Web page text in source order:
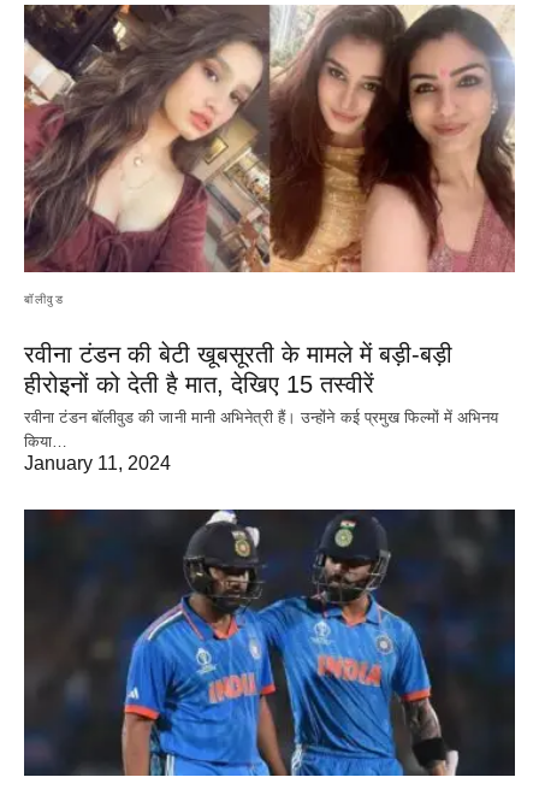
बॉलीवुड
रवीना टंडन की बेटी खूबसूरती के मामले में बड़ी-बड़ी
हीरोइनों को देती है मात, देखिए 15 तस्वीरें
रवीना टंडन बॉलीवुड की जानी मानी अभिनेत्री हैं। उन्होंने कई प्रमुख फिल्मों में अभिनय
किया…
January 11, 2024